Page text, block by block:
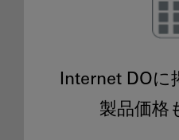
Internet DOに
製品価格